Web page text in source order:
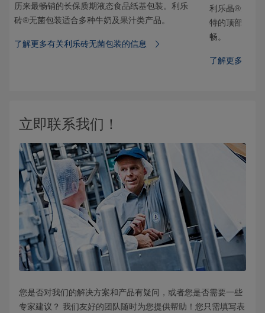
历来最畅销的长保质期液态食品纸基包装。利乐
砖®无菌包装适合多种牛奶及果汁类产品。
了解更多有关利乐砖无菌包装的信息
利乐晶®无菌
特的顶部为其
畅。
了解更多有关
立即联系我们！
您是否对我们的解决方案和产品有疑问，或者您是否需要一些
专家建议？ 我们友好的团队随时为您提供帮助！您只需填写表